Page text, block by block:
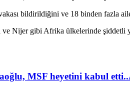
bildirildiğini ve 18 binden fazla
Nijer gibi Afrika ülkelerinde şiddetli
MSF heyetini kabul